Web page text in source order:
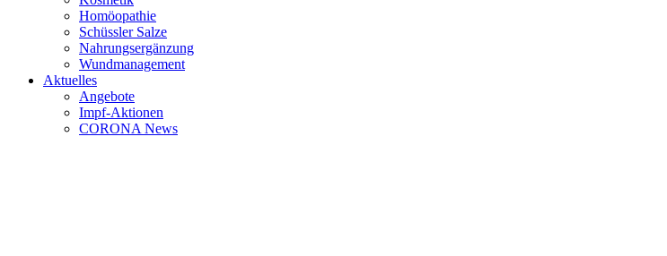
Homöopathie
Schüssler Salze
Nahrungsergänzung
Wundmanagement
Aktuelles
Angebote
Impf-Aktionen
CORONA News